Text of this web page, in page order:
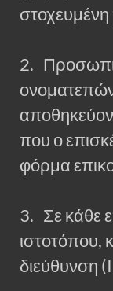
2.
που ο
φόρμα
3. Σε κάθε
ιστοτόπου,
διεύθυνση